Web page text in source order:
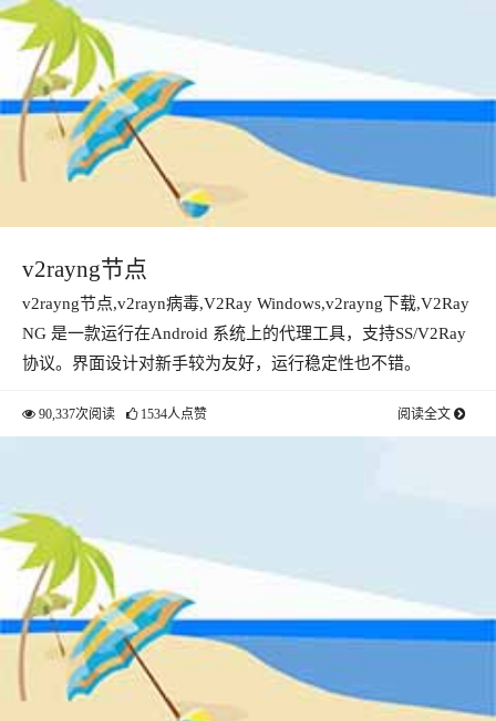
v2rayng节点
v2rayng节点,v2rayn病毒,V2Ray Windows,v2rayng下载,V2Ray
NG 是一款运行在Android 系统上的代理工具，支持SS/V2Ray
协议。界面设计对新手较为友好，运行稳定性也不错。
90,337次阅读 1534人点赞 阅读全文